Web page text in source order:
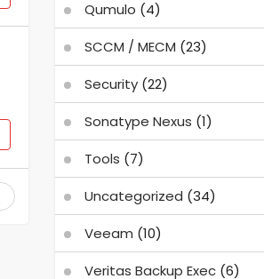
Qumulo (4)
SCCM / MECM (23)
Security(22)
Sonatype Nexus (1)
Tools (7)
Uncategorized (34)
Veeam (10)
Veritas Backup Exec(6)